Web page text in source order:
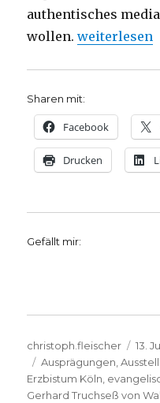
authentisches
wollen.„Vielfalt
weiterlesen
Sharen mit:
Facebook
Drucken
Gefällt mir:
Autor
christoph.fleischer
am
13.
Schlagwörter
Ausprägungen ,
Erzbistum Köln
Gerhard Truchseß von